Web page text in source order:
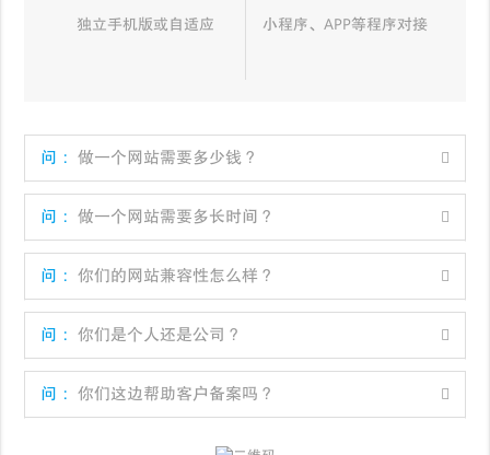
独立手机版或自适应 小程序、APP等程序对接
问： 做一个网站需要多少钱？
问： 做一个网站需要多长时间？
问： 你们的网站兼容性怎么样？
问： 你们是个人还是公司？
问： 你们这边帮助客户备案吗？